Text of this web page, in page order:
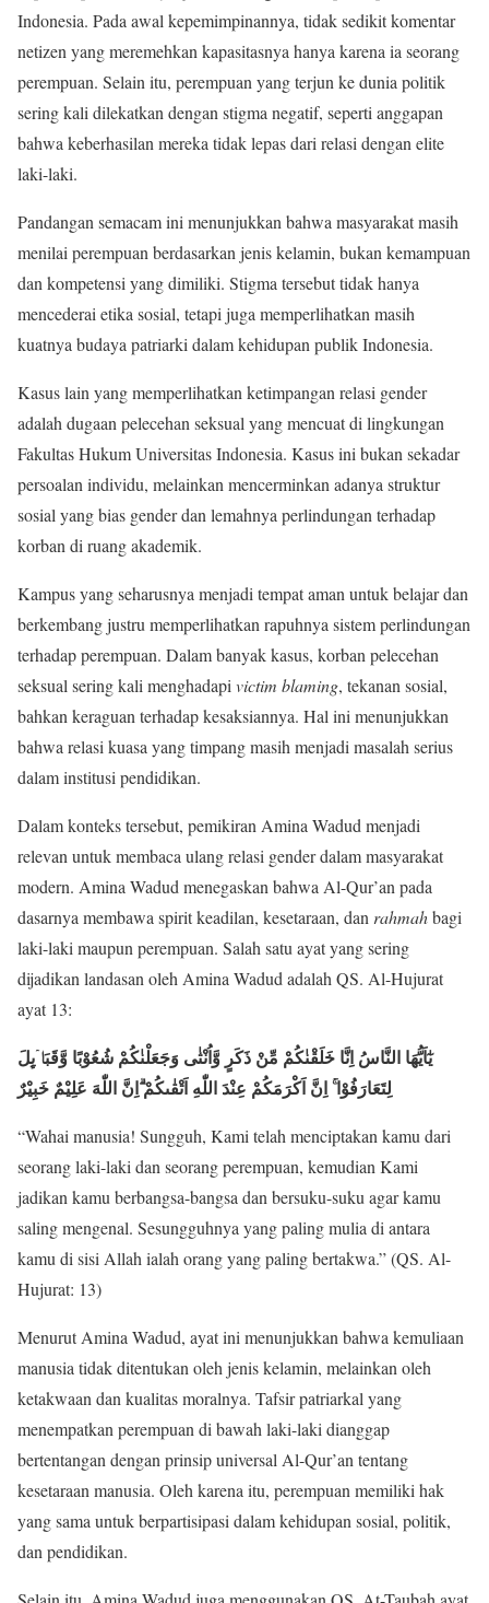
Indonesia. Pada awal kepemimpinannya, tidak sedikit komentar
netizen yang meremehkan kapasitasnya hanya karena ia seorang
perempuan. Selain itu, perempuan yang terjun ke dunia politik
sering kali dilekatkan dengan stigma negatif, seperti anggapan
bahwa keberhasilan mereka tidak lepas dari relasi dengan elite
laki-laki.
Pandangan semacam ini menunjukkan bahwa masyarakat masih
menilai perempuan berdasarkan jenis kelamin, bukan kemampuan
dan kompetensi yang dimiliki. Stigma tersebut tidak hanya
mencederai etika sosial, tetapi juga memperlihatkan masih
kuatnya budaya patriarki dalam kehidupan publik Indonesia.
Kasus lain yang memperlihatkan ketimpangan relasi gender
adalah dugaan pelecehan seksual yang mencuat di lingkungan
Fakultas Hukum Universitas Indonesia. Kasus ini bukan sekadar
persoalan individu, melainkan mencerminkan adanya struktur
sosial yang bias gender dan lemahnya perlindungan terhadap
korban di ruang akademik.
Kampus yang seharusnya menjadi tempat aman untuk belajar dan
berkembang justru memperlihatkan rapuhnya sistem perlindungan
terhadap perempuan. Dalam banyak kasus, korban pelecehan
seksual sering kali menghadapi victim blaming, tekanan sosial,
bahkan keraguan terhadap kesaksiannya. Hal ini menunjukkan
bahwa relasi kuasa yang timpang masih menjadi masalah serius
dalam institusi pendidikan.
Dalam konteks tersebut, pemikiran Amina Wadud menjadi
relevan untuk membaca ulang relasi gender dalam masyarakat
modern. Amina Wadud menegaskan bahwa Al-Qur’an pada
dasarnya membawa spirit keadilan, kesetaraan, dan rahmahbagi
laki-laki maupun perempuan. Salah satu ayat yang sering
dijadikan landasan oleh Amina Wadud adalah QS. Al-Hujurat
ayat 13:
يٰٓاَيُّهَا النَّاسُ اِنَّا خَلَقْنٰكُمْ مِّنْ ذَكَرٍ وَّاُنْثٰى وَجَعَلْنٰكُمْ شُعُوْبًا وَّقَبَاۤىِٕلَ
لِتَعَارَفُوْا ۚ اِنَّ اَكْرَمَكُمْ عِنْدَ اللّٰهِ اَتْقٰىكُمْ ۗاِنَّ اللّٰهَ عَلِيْمٌ خَبِيْرٌ
“Wahai manusia! Sungguh, Kami telah menciptakan kamu dari
seorang laki-laki dan seorang perempuan, kemudian Kami
jadikan kamu berbangsa-bangsa dan bersuku-suku agar kamu
saling mengenal. Sesungguhnya yang paling mulia di antara
kamu di sisi Allah ialah orang yang paling bertakwa.” (QS. Al-
Hujurat: 13)
Menurut Amina Wadud, ayat ini menunjukkan bahwa kemuliaan
manusia tidak ditentukan oleh jenis kelamin, melainkan oleh
ketakwaan dan kualitas moralnya. Tafsir patriarkal yang
menempatkan perempuan di bawah laki-laki dianggap
bertentangan dengan prinsip universal Al-Qur’an tentang
kesetaraan manusia. Oleh karena itu, perempuan memiliki hak
yang sama untuk berpartisipasi dalam kehidupan sosial, politik,
dan pendidikan.